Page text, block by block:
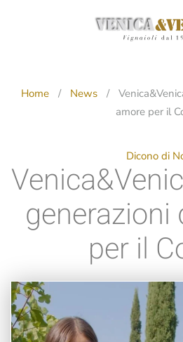
principale
Home News
amore per il
Dicono di
generazioni
per il